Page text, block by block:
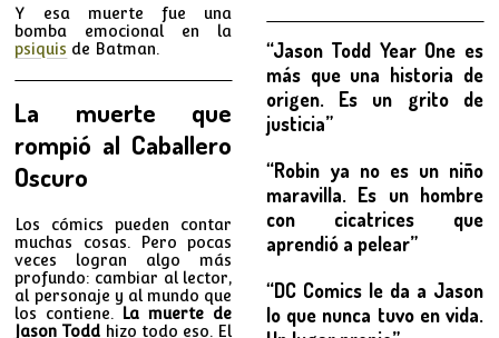
Y esa muerte fue una
bomba emocional en la
psiquis de Batman.
La muerte que
rompió al Caballero
Oscuro
Los cómics pueden contar
muchas cosas. Pero pocas
veces logran algo más
profundo: cambiar al lector,
al personaje y al mundo que
los contiene.
La muerte de
Jason Todd hizo todo eso. El
“Jason Todd Year One es
más que una historia de
origen. Es un grito de
justicia”
“Robin ya no es un niño
maravilla. Es un hombre
con cicatrices que
aprendió a pelear”
“DC Comics le da a Jason
lo que nunca tuvo en vida.